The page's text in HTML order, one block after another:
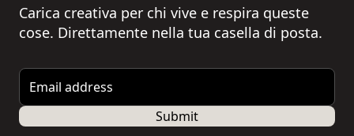
Carica creativa per chi vive e respira queste
cose. Direttamente nella tua casella di posta.
Email address
Submit